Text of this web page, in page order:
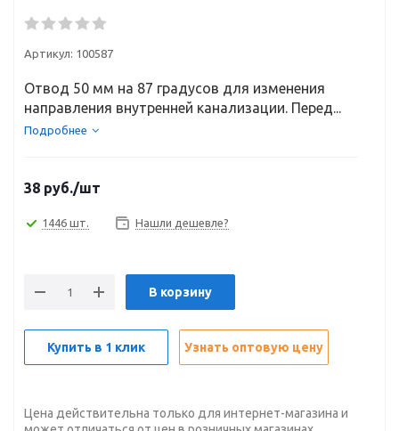
Артикул: 100587
Отвод 50 мм на 87 градусов для изменения
направления внутренней канализации. Перед...
Подробнее
38 руб./шт
1446 шт. Нашли дешевле?
В корзину
Купить в 1 клик Узнать оптовую цену
Цена действительна только для интернет-магазина и